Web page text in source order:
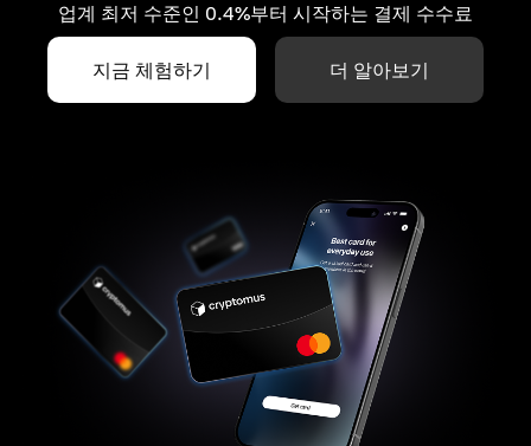
업계 최저 수준인 0.4%부터 시작하는 결제 수수료
지금 체험하기 더 알아보기